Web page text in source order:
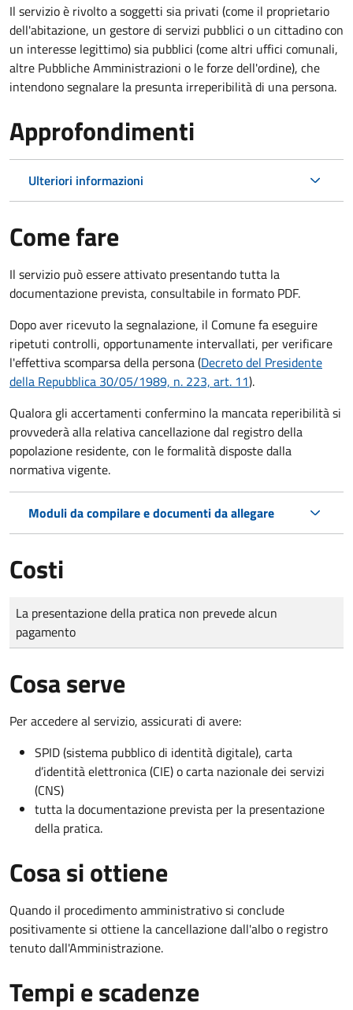
Il servizio è rivolto a soggetti sia privati (come il proprietario
dell'abitazione, un gestore di servizi pubblici o un cittadino con
un interesse legittimo) sia pubblici (come altri uffici comunali,
altre Pubbliche Amministrazioni o le forze dell'ordine), che
intendono segnalare la presunta irreperibilità di una persona.
Approfondimenti
Ulteriori informazioni
Come fare
Il servizio può essere attivato presentando tutta la
documentazione prevista, consultabile in formato PDF.
Dopo aver ricevuto la segnalazione, il Comune fa eseguire
ripetuti controlli, opportunamente intervallati, per verificare
l'effettiva scomparsa della persona (Decreto del Presidente
della Repubblica 30/05/1989, n. 223, art. 11).
Qualora gli accertamenti confermino la mancata reperibilità si
provvederà alla relativa cancellazione dal registro della
popolazione residente, con le formalità disposte dalla
normativa vigente.
Moduli da compilare e documenti da allegare
Costi
Tipo di pagamento
Importo
La presentazione della pratica non prevede alcun
pagamento
Cosa serve
Per accedere al servizio, assicurati di avere:
SPID (sistema pubblico di identità digitale), carta
d’identità elettronica (CIE) o carta nazionale dei servizi
(CNS)
tutta la documentazione prevista per la presentazione
della pratica.
Cosa si ottiene
Quando il procedimento amministrativo si conclude
positivamente si ottiene la cancellazione dall'albo o registro
tenuto dall'Amministrazione.
Tempi e scadenze